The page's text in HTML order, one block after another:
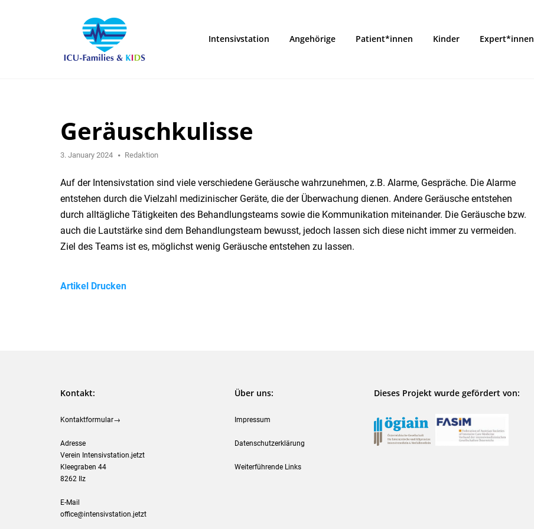
Intensivstation Angehörige Patient*innen Kinder Expert*innen
Geräuschkulisse
3. January 2024 Redaktion
Auf der Intensivstation sind viele verschiedene Geräusche wahrzunehmen, z.B. Alarme, Gespräche. Die Alarme
entstehen durch die Vielzahl medizinischer Geräte, die der Überwachung dienen. Andere Geräusche entstehen
durch alltägliche Tätigkeiten des Behandlungsteams sowie die Kommunikation miteinander. Die Geräusche bzw.
auch die Lautstärke sind dem Behandlungsteam bewusst, jedoch lassen sich diese nicht immer zu vermeiden.
Ziel des Teams ist es, möglichst wenig Geräusche entstehen zu lassen.
Artikel Drucken
Kontakt:
Kontaktformular→
Adresse
Verein Intensivstation.jetzt
Kleegraben 44
8262 Ilz
E-Mail
office@intensivstation.jetzt
Über uns:
Impressum
Datenschutzerklärung
Weiterführende Links
Dieses Projekt wurde gefördert von: